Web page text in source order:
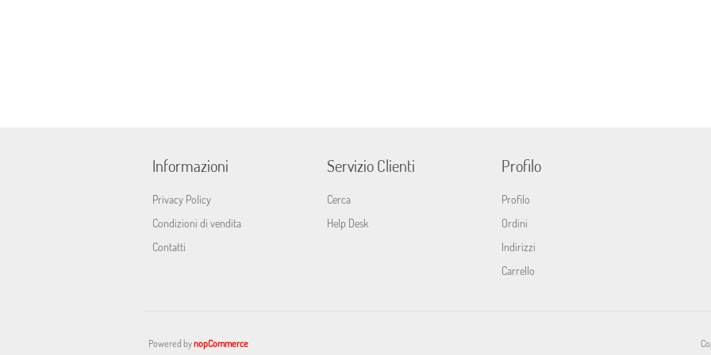
Informazioni
Privacy Policy
Condizioni di vendita
Contatti
Servizio Clienti
Cerca
Help Desk
Profilo
Profilo
Ordini
Indirizzi
Carrello
Powered bynopCommerce